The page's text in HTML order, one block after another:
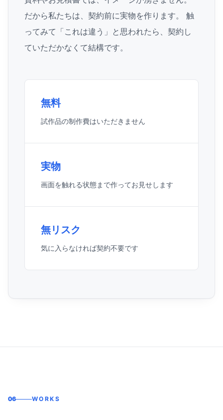
だから私たちは、契約前に実物を作ります。 触
ってみて「これは違う」と思われたら、契約し
ていただかなくて結構です。
無料
試作品の制作費はいただきません
実物
画面を触れる状態まで作ってお見せします
無リスク
気に入らなければ契約不要です
06 WORKS